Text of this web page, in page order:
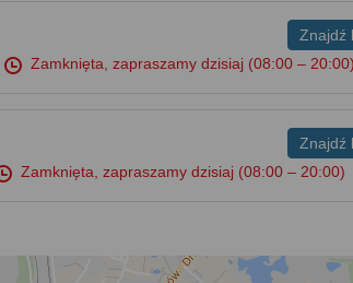
Znajdź
Zamknięta, zapraszamy dzisiaj (08:00 – 20:00)
Znajdź
Zamknięta, zapraszamy dzisiaj (08:00 – 20:00)